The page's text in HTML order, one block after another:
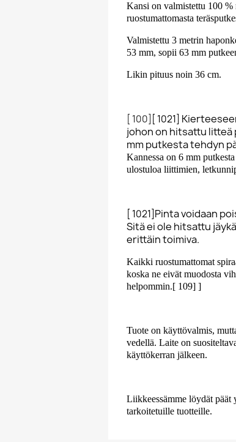
Kansi on valmistettu 100 %
ruostumattomasta
Valmistettu 3 metrin
53 mm, sopii 63 mm
Likin pituus noin 36 cm.
[ 100] [ 1021]
johon on hitsattu litteä
mm putkesta tehdyn
Kannessa on 6 mm
ulostuloa liittimien,
[ 1021] Pinta voidaan
Sitä ei ole hitsattu
erittäin toimiva.
Kaikki ruostumattomat
koska ne eivät muodosta
helpommin.[ 109] ]
Tuote on käyttövalmis,
vedellä. Laite on
käyttökerran jälkeen.
Liikkeessämme löydät
tarkoitetuille tuotteille.